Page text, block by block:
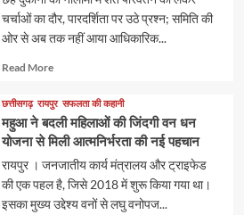
चर्चाओं का दौर, पारदर्शिता पर उठे प्रश्न; समिति की
ओर से अब तक नहीं आया आधिकारिक...
Read MoreRead
about
छत्तीसगढ़ रायपुर सफलता की कहानी
महुआ ने बदली महिलाओं की जिंदगी वन धन
योजना से मिली आत्मनिर्भरता की नई पहचान
रायपुर । जनजातीय कार्य मंत्रालय और ट्राइफेड
की एक पहल है, जिसे 2018 में शुरू किया गया था।
इसका मुख्य उद्देश्य वनों से लघु वनोपज...